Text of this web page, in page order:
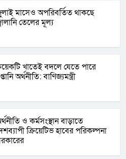
মাসেও অপরিবর্তিত থাকছে
তেলের মূল্য
খাতেই বদলে যেতে পারে
অর্থনীতি: বাণিজ্যমন্ত্রী
ও কর্মসংস্থান বাড়াতে
ক্রিয়েটিভ হাবের পরিকল্পনা